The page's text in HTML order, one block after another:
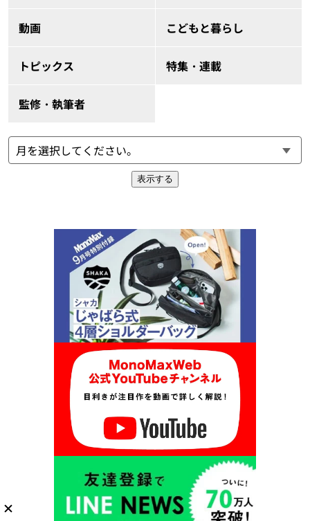
動画 こどもと暮らし
トピックス 特集・連載
監修・執筆者
表示する